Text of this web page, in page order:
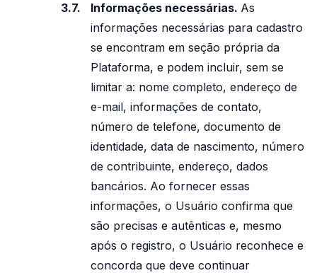
Informações necessárias. As
informações necessárias para cadastro
se encontram em seção própria da
Plataforma, e podem incluir, sem se
limitar a: nome completo, endereço de
e-mail, informações de contato,
número de telefone, documento de
identidade, data de nascimento, número
de contribuinte, endereço, dados
bancários. Ao fornecer essas
informações, o Usuário confirma que
são precisas e autênticas e, mesmo
após o registro, o Usuário reconhece e
concorda que deve continuar